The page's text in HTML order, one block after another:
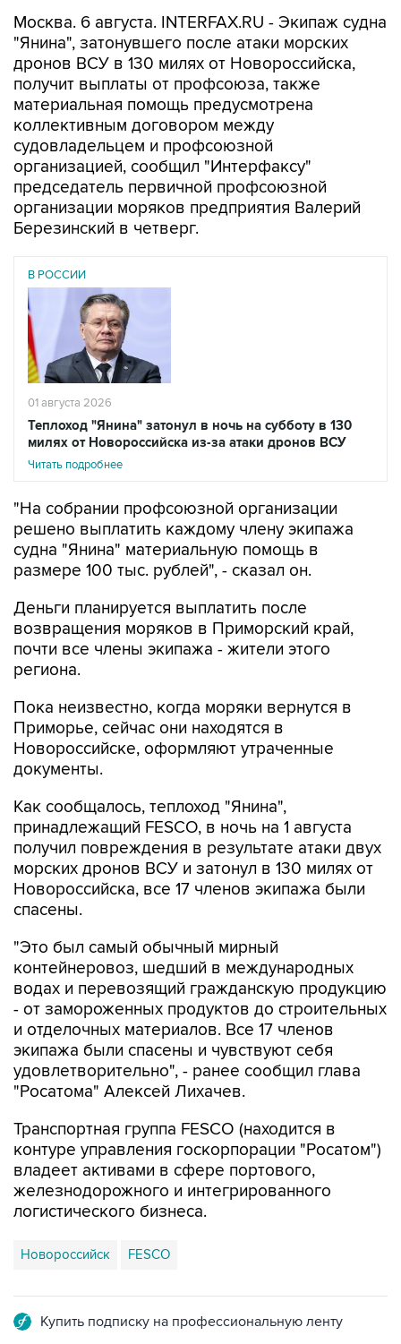
Москва. 6 августа. INTERFAX.RU - Экипаж судна
"Янина", затонувшего после атаки морских
дронов ВСУ в 130 милях от Новороссийска,
получит выплаты от профсоюза, также
материальная помощь предусмотрена
коллективным договором между
судовладельцем и профсоюзной
организацией, сообщил "Интерфаксу"
председатель первичной профсоюзной
организации моряков предприятия Валерий
Березинский в четверг.
В РОССИИ
01 августа 2026
Теплоход "Янина" затонул в ночь на субботу в 130
милях от Новороссийска из-за атаки дронов ВСУ
Читать подробнее
"На собрании профсоюзной организации
решено выплатить каждому члену экипажа
судна "Янина" материальную помощь в
размере 100 тыс. рублей", - сказал он.
Деньги планируется выплатить после
возвращения моряков в Приморский край,
почти все члены экипажа - жители этого
региона.
Пока неизвестно, когда моряки вернутся в
Приморье, сейчас они находятся в
Новороссийске, оформляют утраченные
документы.
Как сообщалось, теплоход "Янина",
принадлежащий FESCO, в ночь на 1 августа
получил повреждения в результате атаки двух
морских дронов ВСУ и затонул в 130 милях от
Новороссийска, все 17 членов экипажа были
спасены.
"Это был самый обычный мирный
контейнеровоз, шедший в международных
водах и перевозящий гражданскую продукцию
- от замороженных продуктов до строительных
и отделочных материалов. Все 17 членов
экипажа были спасены и чувствуют себя
удовлетворительно", - ранее сообщил глава
"Росатома" Алексей Лихачев.
Транспортная группа FESCO (находится в
контуре управления госкорпорации "Росатом")
владеет активами в сфере портового,
железнодорожного и интегрированного
логистического бизнеса.
Новороссийск FESCO
Купить подписку на профессиональную ленту